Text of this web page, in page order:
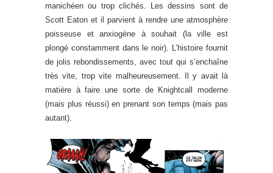
manichéen ou trop clichés. Les dessins sont de
Scott Eaton et il parvient à rendre une atmosphère
poisseuse et anxiogène à souhait (la ville est
plongé constamment dans le noir). L’histoire fournit
de jolis rebondissements, avec tout qui s’enchaîne
très vite, trop vite malheureusement. Il y avait là
matière à faire une sorte de Knightcall moderne
(mais plus réussi) en prenant son temps (mais pas
autant).